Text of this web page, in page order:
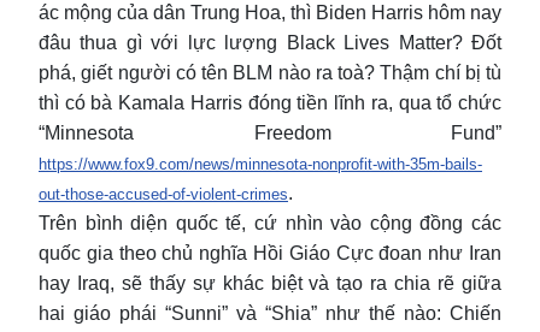
ác mộng của dân Trung Hoa, thì Biden Harris hôm nay
đâu thua gì với lực lượng Black Lives Matter? Đốt
phá, giết người có tên BLM nào ra toà? Thậm chí bị tù
thì có bà Kamala Harris đóng tiền lĩnh ra, qua tổ chức
“Minnesota Freedom Fund”
https://www.fox9.com/news/minnesota-nonprofit-with-35m-bails-
out-those-accused-of-violent-crimes.
Trên bình diện quốc tế, cứ nhìn vào cộng đồng các
quốc gia theo chủ nghĩa Hồi Giáo Cực đoan như Iran
hay Iraq, sẽ thấy sự khác biệt và tạo ra chia rẽ giữa
hai giáo phái “Sunni” và “Shia” như thế nào: Chiến